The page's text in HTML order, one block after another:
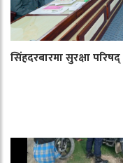
सिंहदरबारमा सुरक्षा